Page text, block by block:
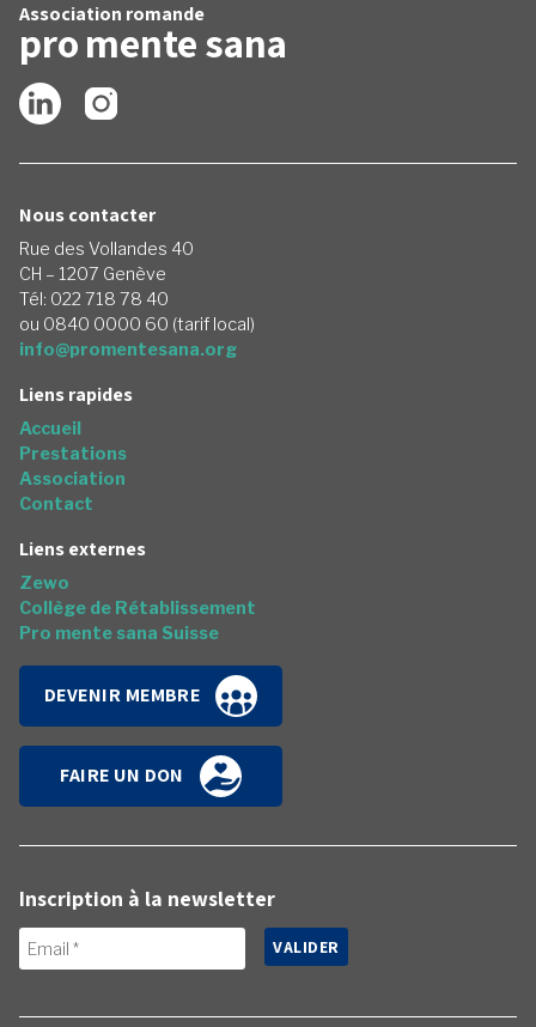
Association romande
promentesana
Nous contacter
Rue des Vollandes 40
CH – 1207 Genève
Tél: 022 718 78 40
ou 0840 0000 60 (tarif local)
info@promentesana.org
Liens rapides
Accueil
Prestations
Association
Contact
Liens externes
Zewo
Collège de Rétablissement
Pro mente sana Suisse
DEVENIR MEMBRE
FAIRE UN DON
Inscription à la newsletter